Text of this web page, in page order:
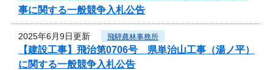
事に関する一般競争入札公告
2025年6月9日更新 飛騨農林事務所
【建設工事】飛治第0706号 県単治山工事（湯ノ平）
に関する一般競争入札公告